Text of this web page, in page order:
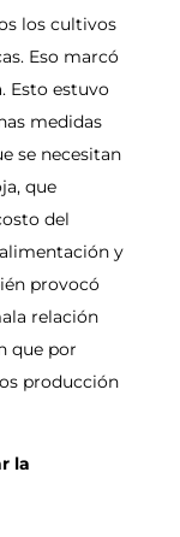
los cultivos
Eso marcó
Esto estuvo
medidas
se necesitan
que
del
y
provocó
relación
que por
producción
la